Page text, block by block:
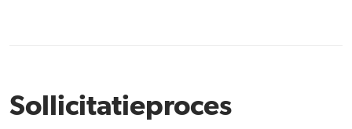
Sollicitatieproces